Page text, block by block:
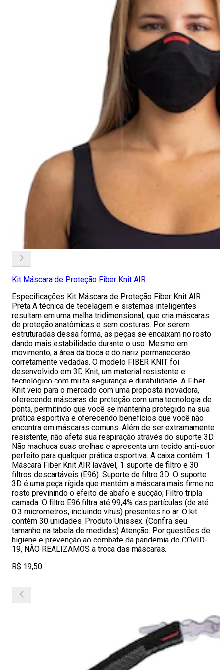
Kit Máscara de Proteção Fiber Knit AIR
Especificações Kit Máscara de Proteção Fiber Knit AIR
Preta A técnica de tecelagem e sistemas inteligentes
resultam em uma malha tridimensional, que cria máscaras
de proteção anatômicas e sem costuras. Por serem
estruturadas dessa forma, as peças se encaixam no rosto
dando mais estabilidade durante o uso. Mesmo em
movimento, a área da boca e do nariz permanecerão
corretamente vedadas. O modelo FIBER KNIT foi
desenvolvido em 3D Knit, um material resistente e
tecnológico com muita segurança e durabilidade. A Fiber
Knit veio para o mercado com uma proposta inovadora,
oferecendo máscaras de proteção com uma tecnologia de
ponta, permitindo que você se mantenha protegido na sua
prática esportiva e oferecendo benefícios que você não
encontra em máscaras comuns. Além de ser extramamente
resistente, não afeta sua respiração através do suporte 3D.
Não machuca suas orelhas e apresenta um tecido anti-suor
perfeito para qualquer prática esportiva. A caixa contém: 1
Máscara Fiber Knit AIR lavável, 1 suporte de filtro e 30
filtros descartáveis (E96). Suporte de filtro 3D: O suporte
3D é uma peça rígida que mantém a máscara mais firme no
rosto previnindo o efeito de abafo e sucção; Filtro tripla
camada: O filtro E96 filtra até 99,4% das partículas (de até
0.3 micrometros, incluindo vírus) presentes no ar. O kit
contém 30 unidades. Produto Unissex. (Confira seu
tamanho na tabela de medidas) Atenção: Por questões de
higiene e prevenção ao combate da pandemia do COVID-
19, NÃO REALIZAMOS a troca das máscaras.
R$ 19,50